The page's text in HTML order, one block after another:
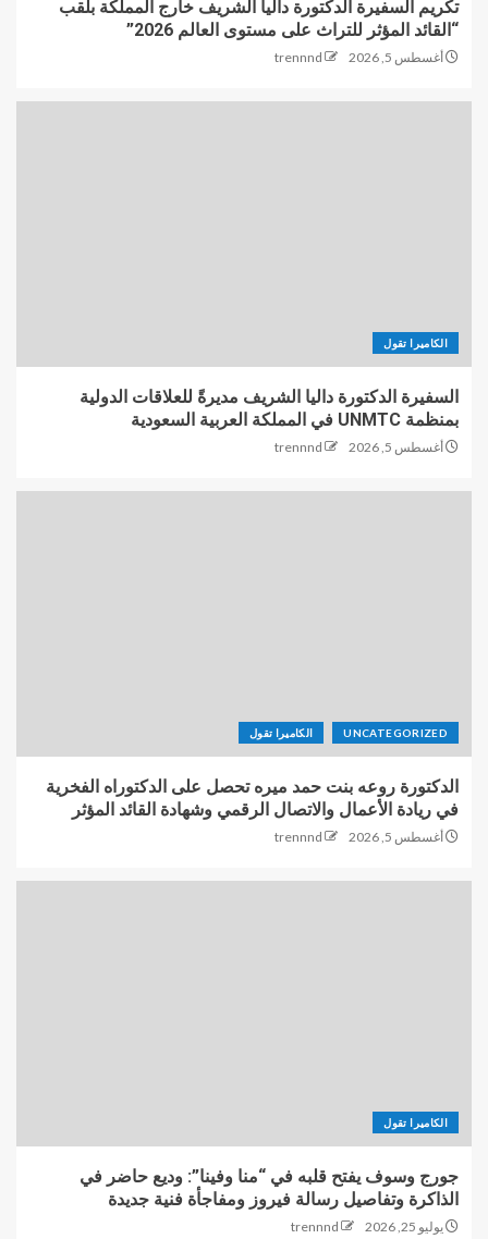
تكريم السفيرة الدكتورة داليا الشريف خارج المملكة بلقب
“القائد المؤثر للتراث على مستوى العالم 2026”
أغسطس 5, 2026 trennnd
الكاميرا تقول
السفيرة الدكتورة داليا الشريف مديرةً للعلاقات الدولية
بمنظمة UNMTC في المملكة العربية السعودية
أغسطس 5, 2026 trennnd
UNCATEGORIZED الكاميرا تقول
الدكتورة روعه بنت حمد ميره تحصل على الدكتوراه الفخرية
في ريادة الأعمال والاتصال الرقمي وشهادة القائد المؤثر
أغسطس 5, 2026 trennnd
الكاميرا تقول
جورج وسوف يفتح قلبه في “منا وفينا”: وديع حاضر في
الذاكرة وتفاصيل رسالة فيروز ومفاجأة فنية جديدة
يوليو 25, 2026 trennnd